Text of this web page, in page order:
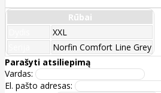
Rūbai
XXL
Norfin Comfort Line Grey
Parašyti atsiliepimą
Vardas:
El. pašto adresas: